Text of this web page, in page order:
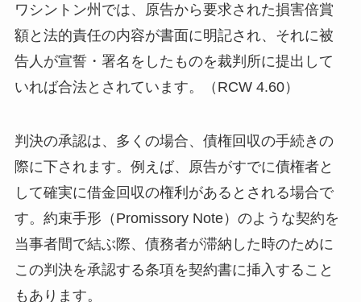
ワシントン州では、原告から要求された損害倍賞
額と法的責任の内容が書面に明記され、それに被
告人が宣誓・署名をしたものを裁判所に提出して
いれば合法とされています。（RCW 4.60）
判決の承認は、多くの場合、債権回収の手続きの
際に下されます。例えば、原告がすでに債権者と
して確実に借金回収の権利があるとされる場合で
す。約束手形（Promissory Note）のような契約を
当事者間で結ぶ際、債務者が滞納した時のために
この判決を承認する条項を契約書に挿入すること
もあります。